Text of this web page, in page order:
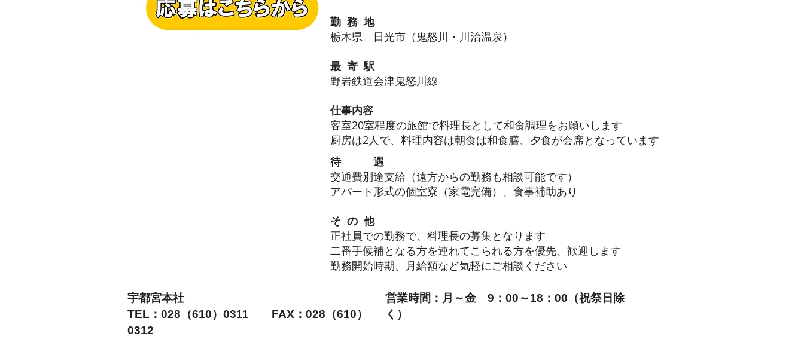
勤 務 地
栃木県 日光市（鬼怒川・川治温泉）
最 寄 駅
野岩鉄道会津鬼怒川線
仕事内容
客室20室程度の旅館で料理長として和食調理をお願いします
厨房は2人で、料理内容は朝食は和食膳、夕食が会席となっています
​待 遇
交通費別途支給 （遠方からの勤務も相談可能です）
アパート形式の個室寮（家電完備）、食事補助あり
そ の 他
正社員での勤務で、 料理長の募集となります
二番手候補となる方を連れてこられる方を優先、歓迎します
勤務開始時期、月給額など気軽にご相談ください
宇都宮本社
TEL：028（610）0311 FAX：028（610）
0312
営業時間：月～金 9：00～18：00（祝祭日除
く）